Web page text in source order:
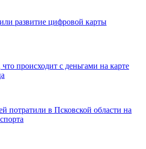
развитие цифровой карты
происходит с деньгами на карте
потратили в Псковской области на